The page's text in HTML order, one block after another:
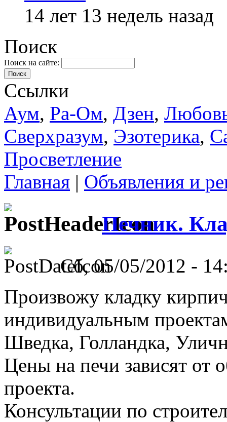
14 лет 13 недель назад
Поиск
Поиск на сайте:
Поиск
Ссылки
Аум, Ра-Ом, Дзен,
Сверхразум, Эзотерика,
Просветление
Главная | Объявления и
Печник.
Сб, 05/05/2012 -
Произвожу кладку
индивидуальным
Шведка, Голландка,
Цены на печи зависят от
проекта.
Консультации по